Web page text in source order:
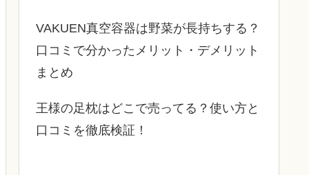
VAKUEN真空容器は野菜が長持ちする？
口コミで分かったメリット・デメリット
まとめ
王様の足枕はどこで売ってる？使い方と
口コミを徹底検証！